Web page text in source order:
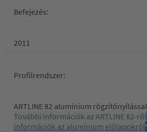
Befejezés:
2011
Profilrendszer:
ARTLINE 82 alumínium rögzítőnyílással
További információk az ARTLINE 82-ről
információk az alumínium előlapokról